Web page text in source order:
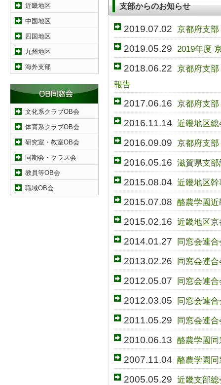
近畿地区
中国地区
四国地区
九州地区
海外支部
文化系クラブOB会
体育系クラブOB会
研究室・教室OB会
同期会・クラス会
教員等OB会
職域OB会
支部からのお知らせ
2019.07.02 京都府支
2019.05.29 2019年度
2018.06.22 京都府支
報告
2017.06.16 京都府支
2016.11.14 近畿地区
2016.09.09 京都府支
2016.05.16 滋賀県支
2015.08.04 近畿地区
2015.07.08 酪農学園
2015.02.16 近畿地区
2014.01.27 同窓会連
2013.02.26 同窓会連
2012.05.07 同窓会連
2012.03.05 同窓会連
2011.05.29 同窓会連
2010.06.13 酪農学園
2007.11.04 酪農学園
2005.05.29 近畿支部総